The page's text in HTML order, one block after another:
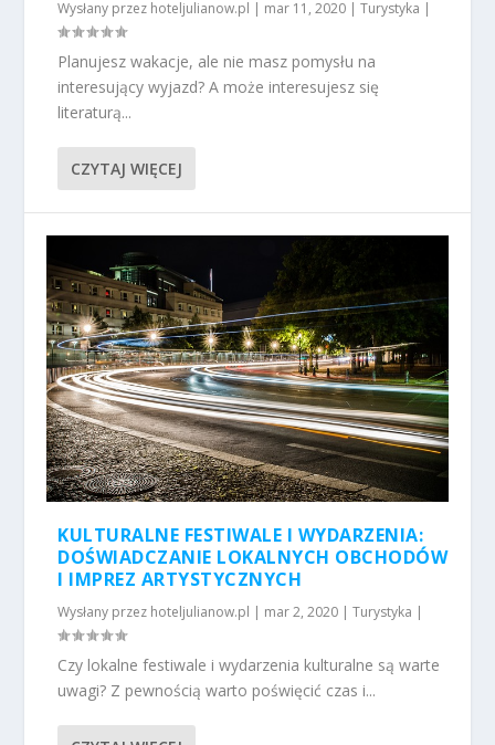
Wysłany przez hoteljulianow.pl | mar 11, 2020 |Turystyka |
Planujesz wakacje, ale nie masz pomysłu na
interesujący wyjazd? A może interesujesz się
literaturą...
CZYTAJ WIĘCEJ
KULTURALNE FESTIWALE I WYDARZENIA:
DOŚWIADCZANIE LOKALNYCH OBCHODÓW
I IMPREZ ARTYSTYCZNYCH
Wysłany przez hoteljulianow.pl | mar 2, 2020 |Turystyka |
Czy lokalne festiwale i wydarzenia kulturalne są warte
uwagi? Z pewnością warto poświęcić czas i...